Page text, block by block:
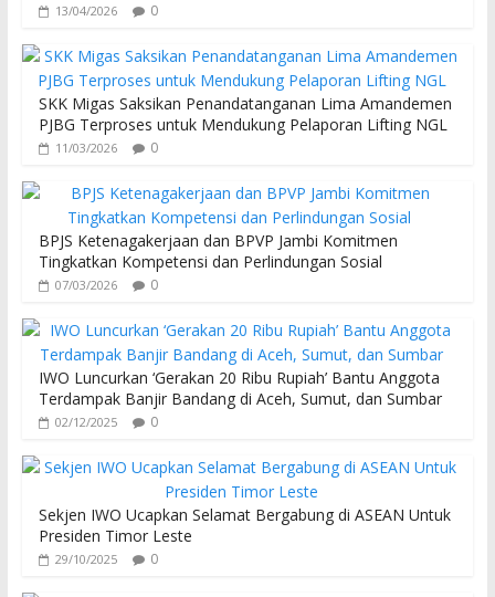
13/04/2026 0
SKK Migas Saksikan Penandatanganan Lima Amandemen
PJBG Terproses untuk Mendukung Pelaporan Lifting NGL
11/03/2026 0
BPJS Ketenagakerjaan dan BPVP Jambi Komitmen
Tingkatkan Kompetensi dan Perlindungan Sosial
07/03/2026 0
IWO Luncurkan ‘Gerakan 20 Ribu Rupiah’ Bantu Anggota
Terdampak Banjir Bandang di Aceh, Sumut, dan Sumbar
02/12/2025 0
Sekjen IWO Ucapkan Selamat Bergabung di ASEAN Untuk
Presiden Timor Leste
29/10/2025 0